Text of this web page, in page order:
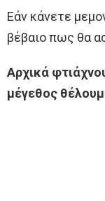
Εάν κάνετε
βέβαιο πως θα
Αρχικά
μέγεθος